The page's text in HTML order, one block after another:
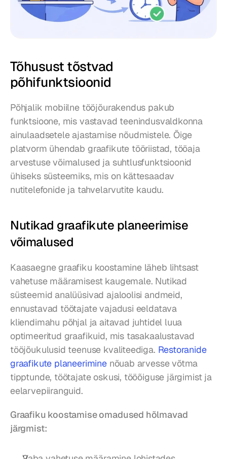
Tõhusust tõstvad
põhifunktsioonid
Põhjalik mobiilne tööjõurakendus pakub
funktsioone, mis vastavad teenindusvaldkonna
ainulaadsetele ajastamise nõudmistele. Õige
platvorm ühendab graafikute tööriistad, tööaja
arvestuse võimalused ja suhtlusfunktsioonid
ühiseks süsteemiks, mis on kättesaadav
nutitelefonide ja tahvelarvutite kaudu.
Nutikad graafikute planeerimise
võimalused
Kaasaegne graafiku koostamine läheb lihtsast
vahetuse määramisest kaugemale. Nutikad
süsteemid analüüsivad ajaloolisi andmeid,
ennustavad töötajate vajadusi eeldatava
kliendimahu põhjal ja aitavad juhtidel luua
optimeeritud graafikuid, mis tasakaalustavad
tööjõukulusid teenuse kvaliteediga. Restoranide
graafikute planeerimine nõuab arvesse võtma
tipptunde, töötajate oskusi, tööõiguse järgimist ja
eelarvepiiranguid.
Graafiku koostamise omadused hõlmavad
järgmist: